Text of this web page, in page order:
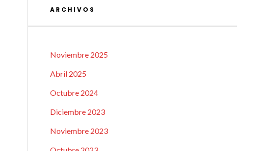
ARCHIVOS
Noviembre 2025
Abril 2025
Octubre 2024
Diciembre 2023
Noviembre 2023